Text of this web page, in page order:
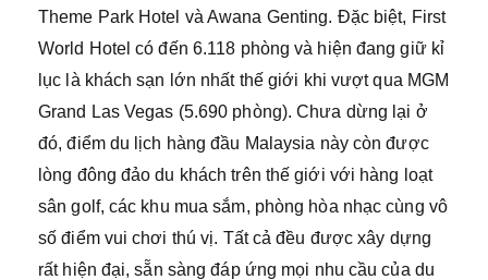
Theme Park Hotel và Awana Genting. Đặc biệt, First
World Hotel có đến 6.118 phòng và hiện đang giữ kỉ
lục là khách sạn lớn nhất thế giới khi vượt qua MGM
Grand Las Vegas (5.690 phòng). Chưa dừng lại ở
đó, điểm du lịch hàng đầu Malaysia này còn được
lòng đông đảo du khách trên thế giới với hàng loạt
sân golf, các khu mua sắm, phòng hòa nhạc cùng vô
số điểm vui chơi thú vị. Tất cả đều được xây dựng
rất hiện đại, sẵn sàng đáp ứng mọi nhu cầu của du